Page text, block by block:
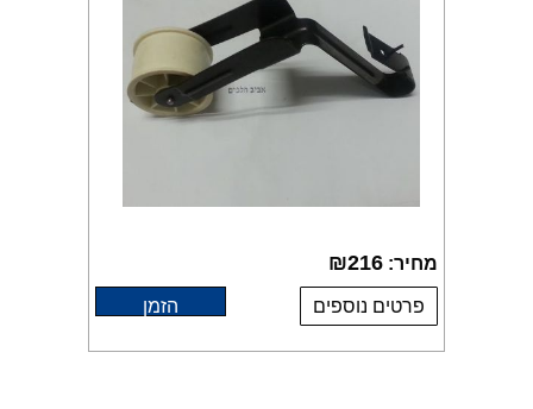
מחיר: ₪216
פרטים נוספים הזמן